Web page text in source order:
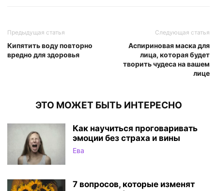
Предыдущая статья
Кипятить воду повторно
вредно для здоровья
Следующая статья
Аспириновая маска для
лица, которая будет
творить чудеса на вашем
лице
ЭТО МОЖЕТ БЫТЬ ИНТЕРЕСНО
Как научиться проговаривать
эмоции без страха и вины
Ева
7 вопросов, которые изменят